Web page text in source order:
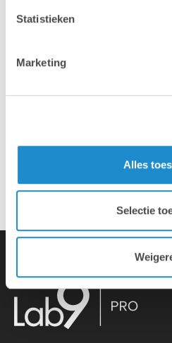
Statistieken
Marketing
Alles
Selectie
Overname van je